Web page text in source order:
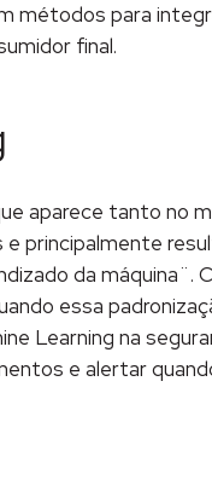
métodos para
final.
aparece tanto no
principalmente
da máquina¨.
essa
Learning na
e alertar